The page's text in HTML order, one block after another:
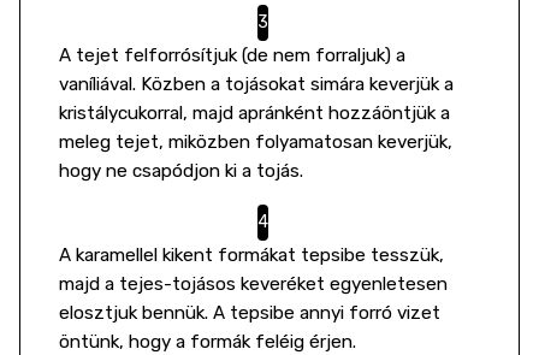
A tejet felforrósítjuk (de nem forraljuk) a
vaníliával. Közben a tojásokat simára keverjük a
kristálycukorral, majd apránként hozzáöntjük a
meleg tejet, miközben folyamatosan keverjük,
hogy ne csapódjon ki a tojás.
A karamellel kikent formákat tepsibe tesszük,
majd a tejes-tojásos keveréket egyenletesen
elosztjuk bennük. A tepsibe annyi forró vizet
öntünk, hogy a formák feléig érjen.